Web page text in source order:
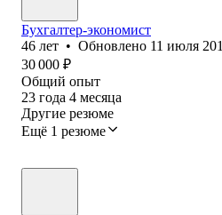
Бухгалтер-экономист
46 лет • Обновлено 11 июля
30 000 ₽
Общий опыт
23 года 4 месяца
Другие резюме
Ещё 1 резюме